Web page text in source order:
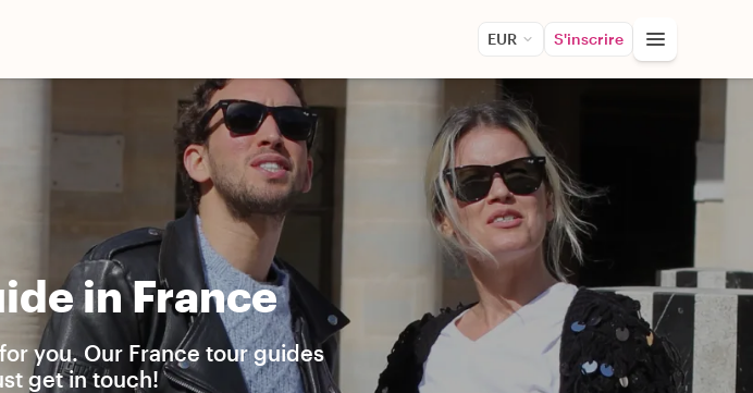
EUR S'inscrire
in France
you. Our France tour guides
get in touch!